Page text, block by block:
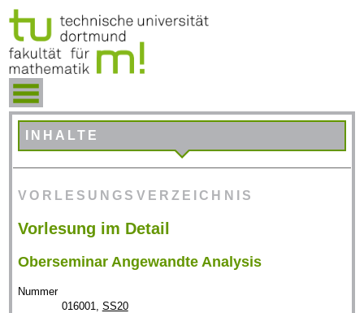
INHALTE
VORLESUNGSVERZEICHNIS
Vorlesung im Detail
Oberseminar Angewandte Analysis
Nummer
016001, SS20